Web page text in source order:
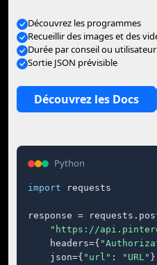
Découvrez les programmes
Recueillir des images et des
Durée par conseil ou utilisateur
Sortie JSON prévisible
Découvrez les Docs
Python
import requests
response =
"https://
    headers={
    json={
"url" : "URL"